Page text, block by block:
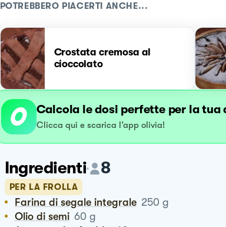
POTREBBERO PIACERTI ANCHE...
Crostata cremosa al
cioccolato
Calcola le dosi perfette per la tua
Clicca qui e scarica l’app olivia!
Ingredienti 8
PER LA FROLLA
Farina di segale integrale 250 g
Olio di semi 60 g